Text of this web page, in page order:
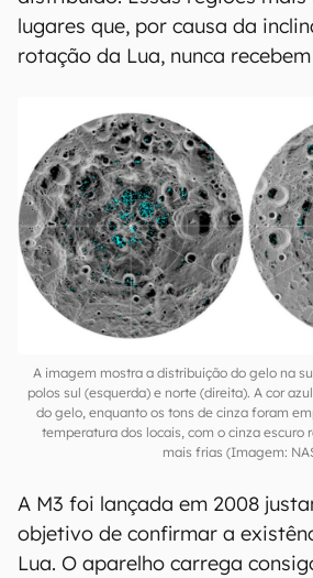
lugares que, por causa da
rotação da Lua, nunca recebem
A imagem mostra a distribuição do gelo na
polos sul (esquerda) e norte (direita). A cor
do gelo, enquanto os tons de cinza foram
temperatura dos locais, com o cinza escuro
mais frias (Imagem:
A M3 foi lançada em 2008
objetivo de confirmar a
Lua. O aparelho carrega